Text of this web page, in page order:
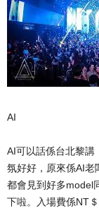
AI
AI可以話係台北黎講
氛好好，原來係AI老
都會見到好多model
下啦。入場費係NT